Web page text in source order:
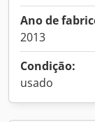
Ano de
2013
Condição:
usado